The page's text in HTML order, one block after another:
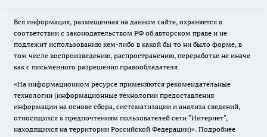
Вся информация, размещенная на данном сайте, охраняется в
соответствии с законодательством РФ об авторском праве и не
подлежит использованию кем-либо в какой бы то ни было форме, в
том числе воспроизведению, распространению, переработке не иначе
как с письменного разрешения правообладателя.
«На информационном ресурсе применяются рекомендательные
технологии (информационные технологии предоставления
информации на основе сбора, систематизации и анализа сведений,
относящихся к предпочтениям пользователей сети "Интернет",
находящихся на территории Российской Федерации)». Подробнее